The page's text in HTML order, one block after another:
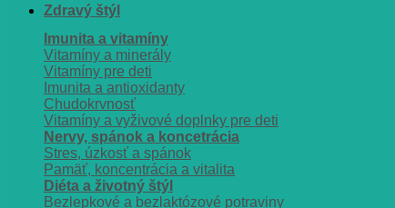
Zdravý štýl
Imunita a vitamíny
Vitamíny a minerály
Vitamíny pre deti
Imunita a antioxidanty
Chudokrvnosť
Vitamíny a vyživové doplnky pre deti
Nervy, spánok a koncetrácia
Stres, úzkosť a spánok
Pamäť, koncentrácia a vitalita
Diéta a životný štýl
Bezlepkové a bezlaktózové potraviny